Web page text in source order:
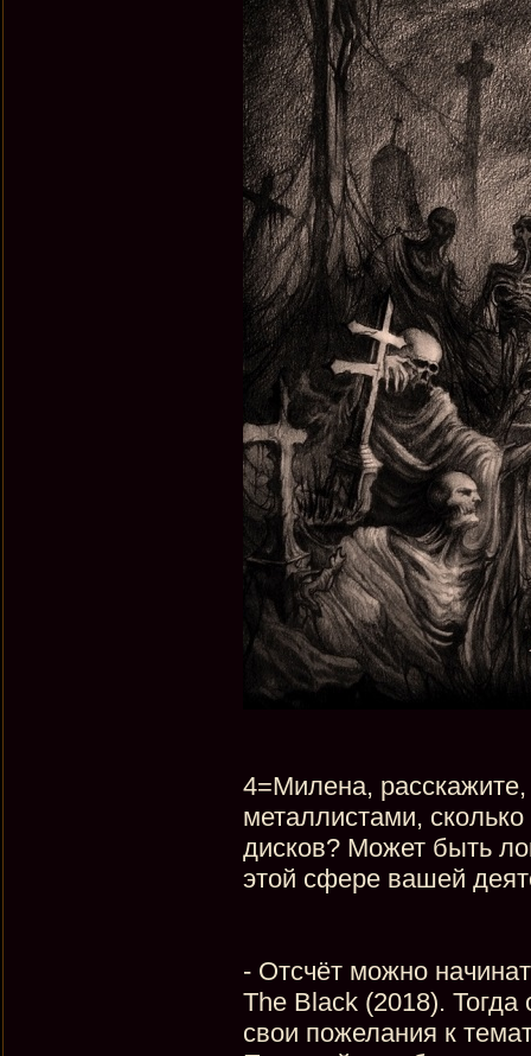
4=Милена,
металлистами,
дисков? Может быть
этой сфере вашей
- Отсчёт можно
The Black (2018).
свои пожелания к